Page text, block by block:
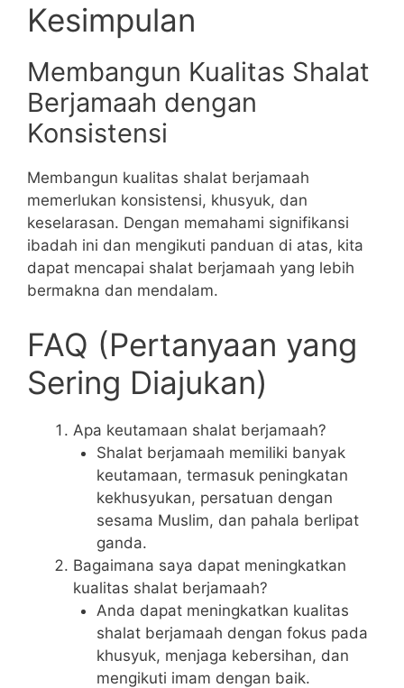
Kesimpulan
Membangun Kualitas Shalat
Berjamaah dengan
Konsistensi
Membangun kualitas shalat berjamaah
memerlukan konsistensi, khusyuk, dan
keselarasan. Dengan memahami signifikansi
ibadah ini dan mengikuti panduan di atas, kita
dapat mencapai shalat berjamaah yang lebih
bermakna dan mendalam.
FAQ (Pertanyaan yang
Sering Diajukan)
Apa keutamaan shalat berjamaah?
Shalat berjamaah memiliki banyak
keutamaan, termasuk peningkatan
kekhusyukan, persatuan dengan
sesama Muslim, dan pahala berlipat
ganda.
Bagaimana saya dapat meningkatkan
kualitas shalat berjamaah?
Anda dapat meningkatkan kualitas
shalat berjamaah dengan fokus pada
khusyuk, menjaga kebersihan, dan
mengikuti imam dengan baik.